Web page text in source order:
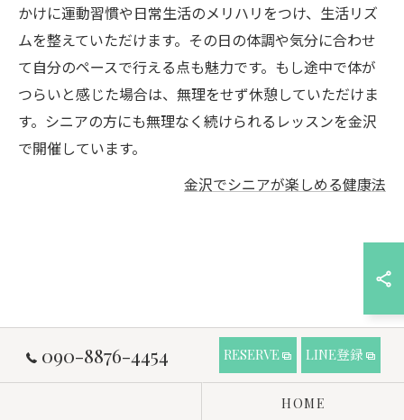
かけに運動習慣や日常生活のメリハリをつけ、生活リズ
ムを整えていただけます。その日の体調や気分に合わせ
て自分のペースで行える点も魅力です。もし途中で体が
つらいと感じた場合は、無理をせず休憩していただけま
す。シニアの方にも無理なく続けられるレッスンを金沢
で開催しています。
金沢でシニアが楽しめる健康法
090-8876-4454 RESERVE LINE登録
HOME